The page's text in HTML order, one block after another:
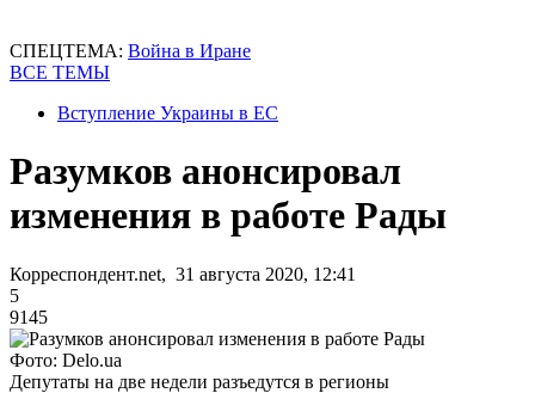
СПЕЦТЕМА: Война в Иране
ВСЕ ТЕМЫ
Вступление Украины в ЕС
Разумков анонсировал
изменения в работе Рады
Корреспондент.net, 31 августа 2020, 12:41
5
9145
Фото: Delo.ua
Депутаты на две недели разъедутся в регионы